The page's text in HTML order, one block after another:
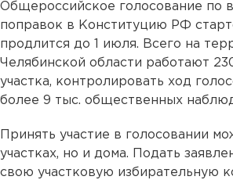
Общероссийское голосование по
поправок в Конституцию РФ
продлится до 1 июля. Всего на
Челябинской области работают
участка, контролировать ход
более 9 тыс. общественных
Принять участие в голосовании
участках, но и дома. Подать
свою участковую избирательную